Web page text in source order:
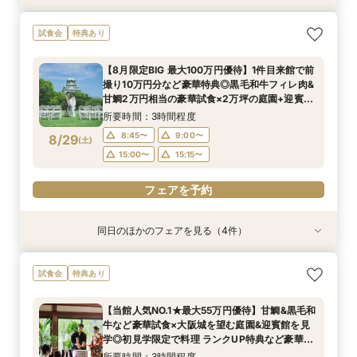
8/28(金)
＜オリジナルウェディング＞2万坪の庭園満喫×
会場見学×国産和牛フィレ肉など豪華試食付＊貸
所要時間：3時間程度
12:00〜
13:00〜
14:00〜
15:00〜
フェアを予約
8/28(金)
＜平日限定＞挙式スタイル相談OK！約2万坪の自
然が広がる西の丸庭園＆会場見学＊ゆっくり相談
チコース
所要時間：3時間程度
12:00〜
13:00〜
14:00〜
15:00〜
フェアを予約
8/28(金)
【平日限定】和婚相談×豪華無料試食×大阪城を
望む貸切迎賓館見学＜有名提携神社紹介も◎和婚
所要時間：3時間程度
12:00〜
13:00〜
14:00〜
15:00〜
フェアを予約
試食会 特典あり
8/29(土)
【8月限定BIG 最大100万円優待】1件目来館で前
撮り10万円分など豪華特典◎黒毛和牛フィレ肉&
甘鯛2万円相当の豪華試食×2万坪の庭園+迎賓館
の見学ツアー
所要時間：3時間程度
8:45〜
9:00〜
15:00〜
15:15〜
フェアを予約
特典あり
8/29( 土)
【料理重視の方へおすすめ】組数限定◆グラン
シェフ豊後昌幸が手掛ける黒毛和牛etc2万円相
所要時間：3時間程度
8:45〜
9:00〜
15:00〜
15:15〜
特典あり
8/29( 土)
【神社式相談フェア】提携有名神社紹介!AM来館
で本番さながらの披露宴体験 国産 和牛フィレ肉
分特典>
所要時間：3時間程度
8:45〜
9:00〜
15:00〜
15:15〜
特典あり
8/29( 土)
ガーデン挙式丸わかり◎2万坪の庭園満喫×オリ
ジナルウェディング庭園&会場見学×国産和牛
所要時間：3時間程度
8:45〜
9:00〜
15:00〜
15:15〜
特典あり
8/29( 土)
【東京開催/土日】東京サロンで《大阪迎賓館》
のご相談＆お打合せ！
9:00〜 15:00〜
同日のほかのフェアを見る（4件）
試食会 特典あり
【当館人気NO.1★最大55万円優待】甘鯛&黒毛和
牛など豪華試食×大阪城を望む庭園&迎賓館を見
学◎初見学限定で料理 ランクUP特典など豪華特
典付きBIGフェア